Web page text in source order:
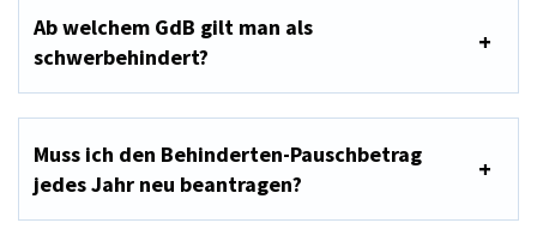
Ab welchem GdB gilt man als
schwerbehindert?
Muss ich den Behinderten-Pauschbetrag
jedes Jahr neu beantragen?